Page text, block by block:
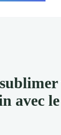
avec